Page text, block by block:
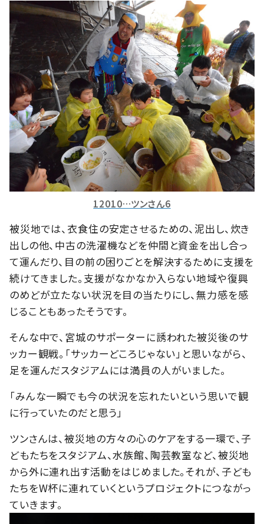
12010…ツンさん6
被災地では、衣食住の安定させるための、泥出し、炊き
出しの他、中古の洗濯機などを仲間と資金を出し合っ
て運んだり、目の前の困りごとを解決するために支援を
続けてきました。支援がなかなか入らない地域や復興
のめどが立たない状況を目の当たりにし、無力感を感
じることもあったそうです。
そんな中で、宮城のサポーターに誘われた被災後のサ
ッカー観戦。「サッカーどころじゃない」と思いながら、
足を運んだスタジアムには満員の人がいました。
「みんな一瞬でも今の状況を忘れたいという思いで観
に行っていたのだと思う」
ツンさんは、被災地の方々の心のケアをする一環で、子
どもたちをスタジアム、水族館、陶芸教室など、被災地
から外に連れ出す活動をはじめました。それが、子ども
たちをW杯に連れていくというプロジェクトにつながっ
ていきます。